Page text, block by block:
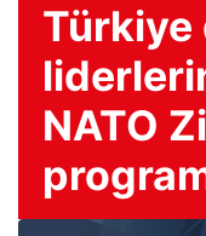
Türkiye
NATO